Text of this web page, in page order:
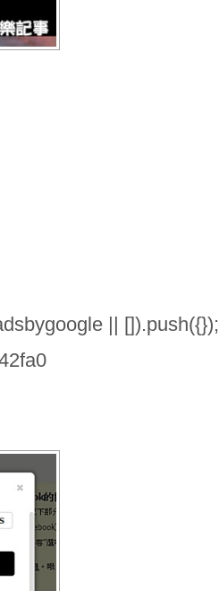
|| []).push({});